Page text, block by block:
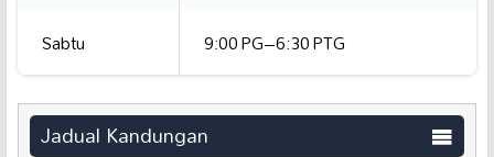
Sabtu
9:00 PG–6:30 PTG
Jadual Kandungan